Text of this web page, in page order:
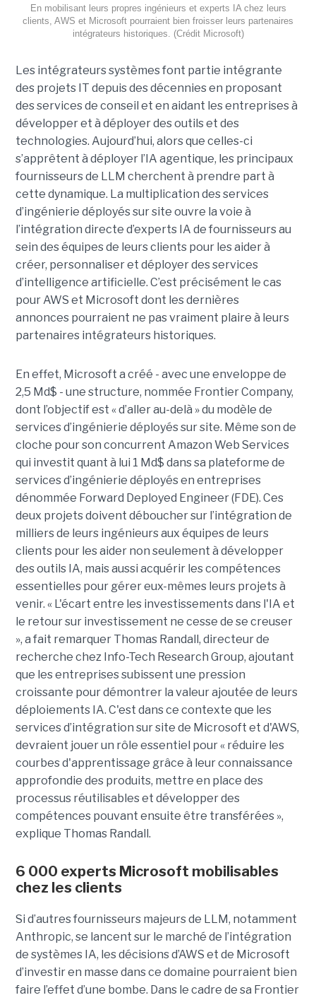
En mobilisant leurs propres ingénieurs et experts IA chez leurs
clients, AWS et Microsoft pourraient bien froisser leurs partenaires
intégrateurs historiques. (Crédit Microsoft)
Les intégrateurs systèmes font partie intégrante
des projets IT depuis des décennies en proposant
des services de conseil et en aidant les entreprises à
développer et à déployer des outils et des
technologies. Aujourd’hui, alors que celles-ci
s’apprêtent à déployer l’IA agentique, les principaux
fournisseurs de LLM cherchent à prendre part à
cette dynamique. La multiplication des services
d’ingénierie déployés sur site ouvre la voie à
l’intégration directe d’experts IA de fournisseurs au
sein des équipes de leurs clients pour les aider à
créer, personnaliser et déployer des services
d’intelligence artificielle. C’est précisément le cas
pour AWS et Microsoft dont les dernières
annonces pourraient ne pas vraiment plaire à leurs
partenaires intégrateurs historiques.
En effet, Microsoft a créé - avec une enveloppe de
2,5 Md$ - une structure, nommée Frontier Company,
dont l’objectif est « d’aller au-delà » du modèle de
services d’ingénierie déployés sur site. Même son de
cloche pour son concurrent Amazon Web Services
qui investit quant à lui 1 Md$ dans sa plateforme de
services d’ingénierie déployés en entreprises
dénommée Forward Deployed Engineer (FDE). Ces
deux projets doivent déboucher sur l’intégration de
milliers de leurs ingénieurs aux équipes de leurs
clients pour les aider non seulement à développer
des outils IA, mais aussi acquérir les compétences
essentielles pour gérer eux-mêmes leurs projets à
venir. « L'écart entre les investissements dans l'IA et
le retour sur investissement ne cesse de se creuser
», a fait remarquer Thomas Randall, directeur de
recherche chez Info-Tech Research Group, ajoutant
que les entreprises subissent une pression
croissante pour démontrer la valeur ajoutée de leurs
déploiements IA. C'est dans ce contexte que les
services d’intégration sur site de Microsoft et d'AWS,
devraient jouer un rôle essentiel pour « réduire les
courbes d'apprentissage grâce à leur connaissance
approfondie des produits, mettre en place des
processus réutilisables et développer des
compétences pouvant ensuite être transférées »,
explique Thomas Randall.
6 000 experts Microsoft mobilisables
chez les clients
Si d’autres fournisseurs majeurs de LLM, notamment
Anthropic, se lancent sur le marché de l’intégration
de systèmes IA, les décisions d’AWS et de Microsoft
d’investir en masse dans ce domaine pourraient bien
faire l’effet d’une bombe. Dans le cadre de sa Frontier